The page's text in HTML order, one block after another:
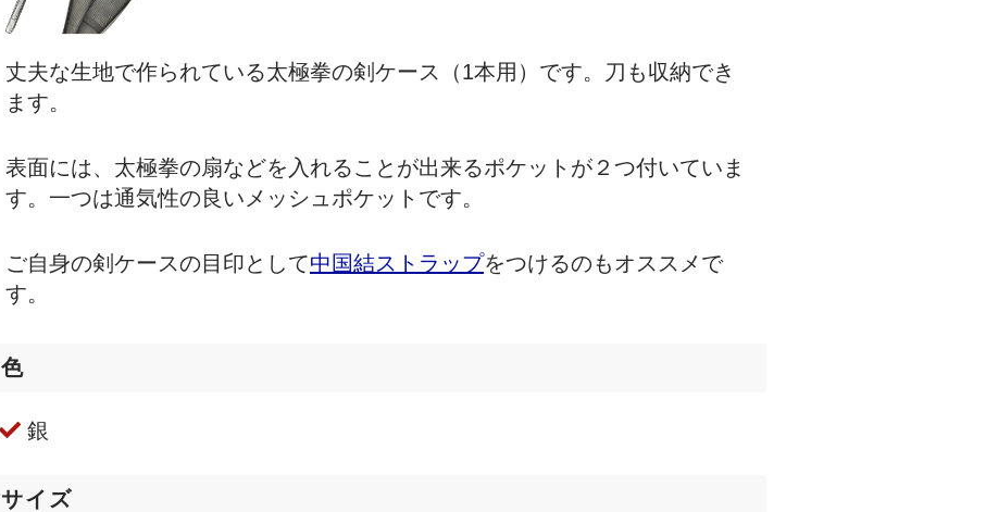
丈夫な生地で作られている太極拳の剣ケース（1本用）です。刀も収納でき
ます。
表面には、太極拳の扇などを入れることが出来るポケットが２つ付いていま
す。一つは通気性の良いメッシュポケットです。
ご自身の剣ケースの目印として中国結ストラップをつけるのもオススメで
す。
色
銀
サイズ